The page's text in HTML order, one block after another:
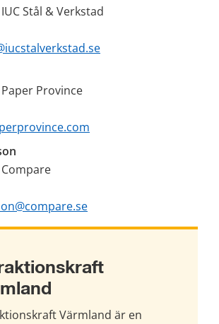
Stål & Verkstad
Province
Värmland är en